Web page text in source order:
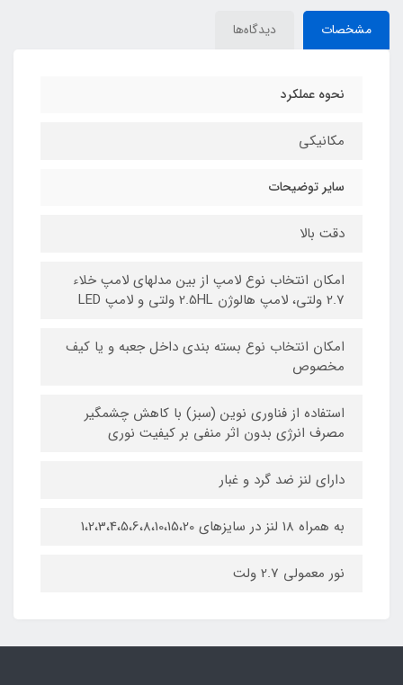
مشخصات دیدگاه‌ها
نحوه عملکرد
مکانیکی
سایر توضیحات
دقت بالا
امکان انتخاب نوع لامپ از بین مدلهای لامپ خلاء
2.7 ولتی، لامپ هالوژن 2.5HL ولتی و لامپ LED
امکان انتخاب نوع بسته بندی داخل جعبه و یا کیف
مخصوص
استفاده از فناوری نوین (سبز) با کاهش چشمگیر
مصرف انرژی بدون اثر منفی بر کیفیت نوری
دارای لنز ضد گرد و غبار
به همراه 18 لنز در سایزهای 1،2،3،4،5،6،8،10،15،20
نور معمولی 2.7 ولت